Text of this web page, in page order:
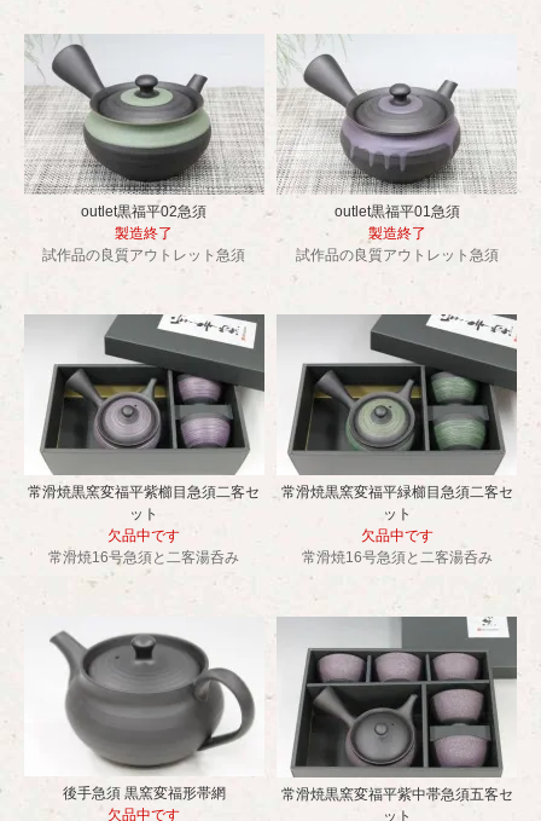
outlet黒福平02急須
製造終了
試作品の良質アウトレット急須
outlet黒福平01急須
製造終了
試作品の良質アウトレット急須
常滑焼黒窯変福平紫櫛目急須二客セ
ット
欠品中です
常滑焼16号急須と二客湯呑み
常滑焼黒窯変福平緑櫛目急須二客セ
ット
欠品中です
常滑焼16号急須と二客湯呑み
後手急須 黒窯変福形帯網
欠品中です
常滑焼黒窯変福平紫中帯急須五客セ
ット